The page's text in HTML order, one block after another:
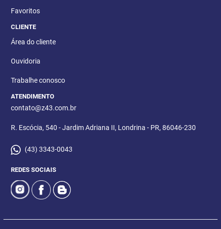
Favoritos
CLIENTE
Área do cliente
Ouvidoria
Trabalhe conosco
ATENDIMENTO
contato@z43.com.br
R. Escócia, 540 - Jardim Adriana II, Londrina - PR, 86046-230
(43) 3343-0043
REDES SOCIAIS